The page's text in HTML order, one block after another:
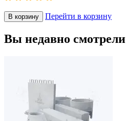
В корзину Перейти в корзину
Вы недавно смотрели